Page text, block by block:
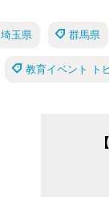
埼玉県 群馬県
教育イベント ト